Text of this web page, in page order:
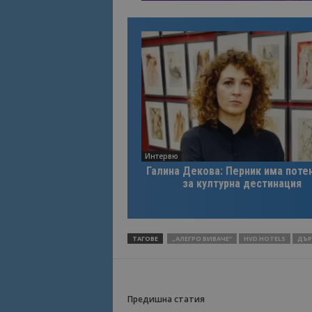
Интервю
Галина Декова: Перник има
за културна дестинация
ТАГОВЕ „АЛЕГРО ВИВАЧЕ“ HVD HOTELS
Предишна статия
Име
is_visitor_unique
is_unique
_ga_B09EBBY8PY
_ga_WXPDN4HSCV
_ga
Име